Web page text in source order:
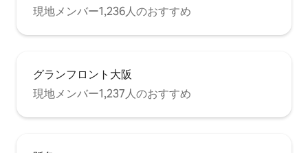
現地メンバー1,236人のおすすめ
グランフロント大阪
現地メンバー1,237人のおすすめ